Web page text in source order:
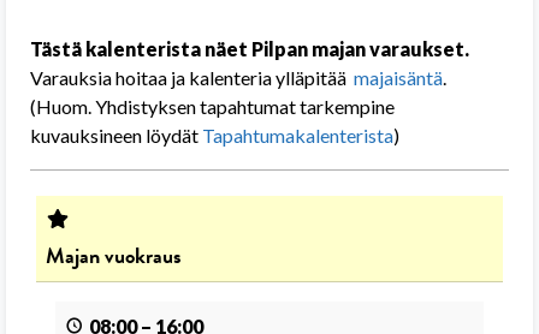
Tästä kalenterista näet Pilpan majan varaukset.
Varauksia hoitaa ja kalenteria ylläpitää majaisäntä.
(Huom. Yhdistyksen tapahtumat tarkempine
kuvauksineen löydät Tapahtumakalenterista)
Majan vuokraus
08:00 – 16:00